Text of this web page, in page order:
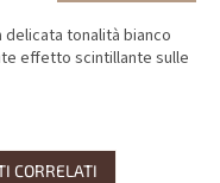
delicata tonalità bianco
effetto scintillante sulle
CORRELATI